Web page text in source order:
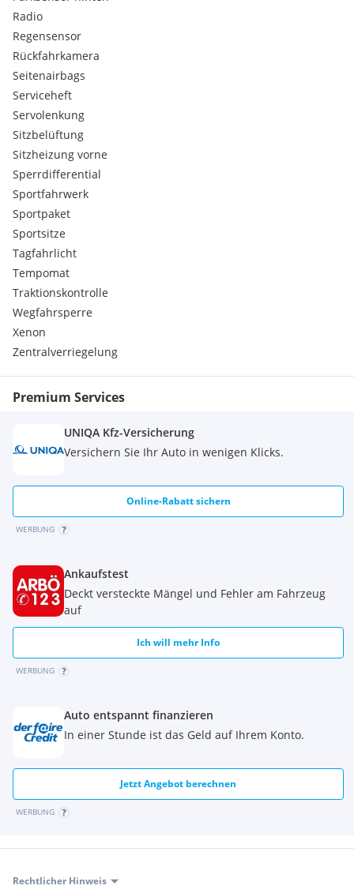
Radio
Regensensor
Rückfahrkamera
Seitenairbags
Serviceheft
Servolenkung
Sitzbelüftung
Sitzheizung vorne
Sperrdifferential
Sportfahrwerk
Sportpaket
Sportsitze
Tagfahrlicht
Tempomat
Traktionskontrolle
Wegfahrsperre
Xenon
Zentralverriegelung
Premium Services
UNIQA Kfz-Versicherung
Versichern Sie Ihr Auto in wenigen Klicks.
Online-Rabatt sichern
WERBUNG
Ankaufstest
Deckt versteckte Mängel und Fehler am Fahrzeug
auf
Ich will mehr Info
WERBUNG
Auto entspannt finanzieren
In einer Stunde ist das Geld auf Ihrem Konto.
Jetzt Angebot berechnen
WERBUNG
Rechtlicher Hinweis